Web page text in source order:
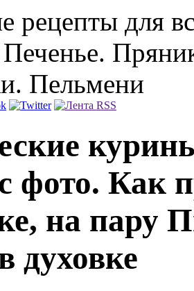
фото. Как
на пару
духовке